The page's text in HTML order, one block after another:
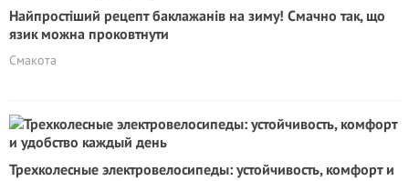
Найпростіший рецепт баклажанів на зиму! Смачно так, що
язик можна проковтнути
Смакота
Трехколесные электровелосипеды: устойчивость, комфорт и